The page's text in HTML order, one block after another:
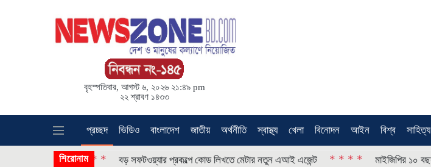
বৃহস্পতিবার, আগস্ট ৬, ২০২৬ ২১:৪৯ pm
২২ শ্রাবণ ১৪৩৩
প্রচ্ছদ ভিডিও বাংলাদেশ জাতীয় অর্থনীতি স্বাস্থ্য খেলা বিনোদন আইন বিশ্ব সাহিত্য
শিরোনাম
* * * * বড় সফটওয়্যার প্রকল্পে কোড লিখতে মেটার নতুন এআই এজেন্ট * * * * মাইজিপির ১০ বছর